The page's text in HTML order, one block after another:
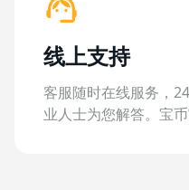
线上支持
客服随时在线服务，
业人士为您解答。宝